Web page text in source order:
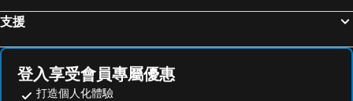
Shimane Prefectural Convention Center
Miho-Yonago Airport
Shin-Onomichi Station
支援
登入享受會員專屬優惠
打造個人化體驗